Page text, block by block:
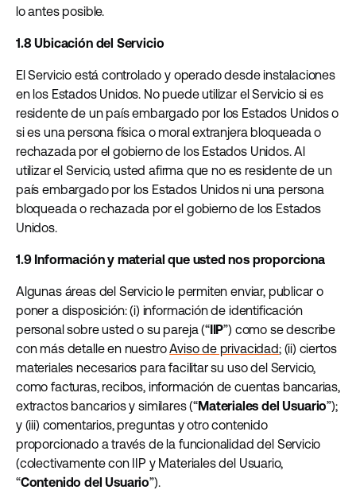
lo antes posible.
1.8 Ubicación del Servicio
El Servicio está controlado y operado desde instalaciones
en los Estados Unidos. No puede utilizar el Servicio si es
residente de un país embargado por los Estados Unidos o
si es una persona física o moral extranjera bloqueada o
rechazada por el gobierno de los Estados Unidos. Al
utilizar el Servicio, usted afirma que no es residente de un
país embargado por los Estados Unidos ni una persona
bloqueada o rechazada por el gobierno de los Estados
Unidos.
1.9 Información y material que usted nos proporciona
Algunas áreas del Servicio le permiten enviar, publicar o
poner a disposición: (i) información de identificación
personal sobre usted o su pareja (“IIP”) como se describe
con más detalle en nuestroAviso de privacidad; (ii) ciertos
materiales necesarios para facilitar su uso del Servicio,
como facturas, recibos, información de cuentas bancarias,
extractos bancarios y similares (“Materiales del Usuario”);
y (iii) comentarios, preguntas y otro contenido
proporcionado a través de la funcionalidad del Servicio
(colectivamente con IIP y Materiales del Usuario,
“Contenido del Usuario”).